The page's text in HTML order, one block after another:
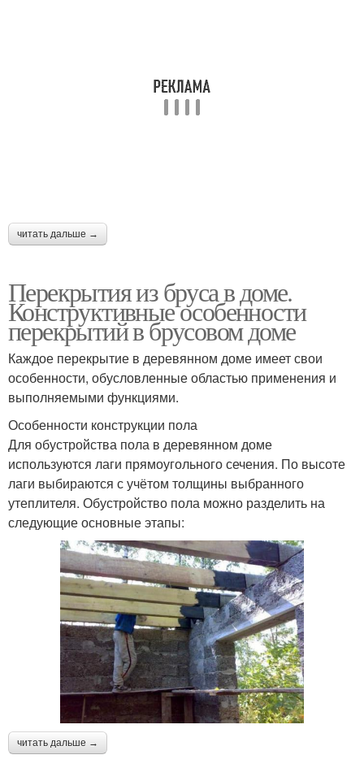
Перекрытие между
этажами
Балочное перекрытие
Пароизоляция в
межэтажном
читать дальше →
Перекрытия из бруса в доме.
Конструктивные особенности
перекрытий в брусовом доме
Каждое перекрытие в деревянном доме имеет свои
особенности, обусловленные областью применения и
выполняемыми функциями.
Особенности конструкции пола
Для обустройства пола в деревянном доме
используются лаги прямоугольного сечения. По высоте
лаги выбираются с учётом толщины выбранного
утеплителя. Обустройство пола можно разделить на
следующие основные этапы:
читать дальше →